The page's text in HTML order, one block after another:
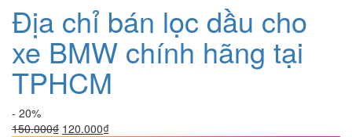
Địa chỉ bán lọc dầu cho
xe BMW chính hãng tại
TPHCM
- 20%
150.000₫ Giá
120.000₫Giá